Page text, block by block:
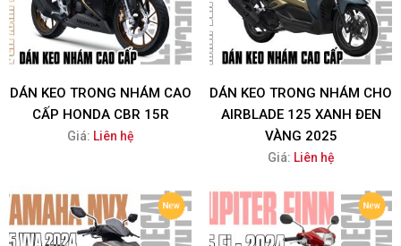
DÁN KEO TRONG NHÁM CAO
CẤP HONDA CBR 15R
Giá: Liên hệ
DÁN KEO TRONG NHÁM CHO
AIRBLADE 125 XANH ĐEN
VÀNG 2025
Giá: Liên hệ